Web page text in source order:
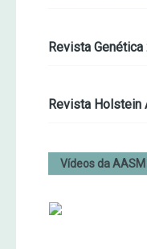
Revista
Revista Holstein
Vídeos da AASM